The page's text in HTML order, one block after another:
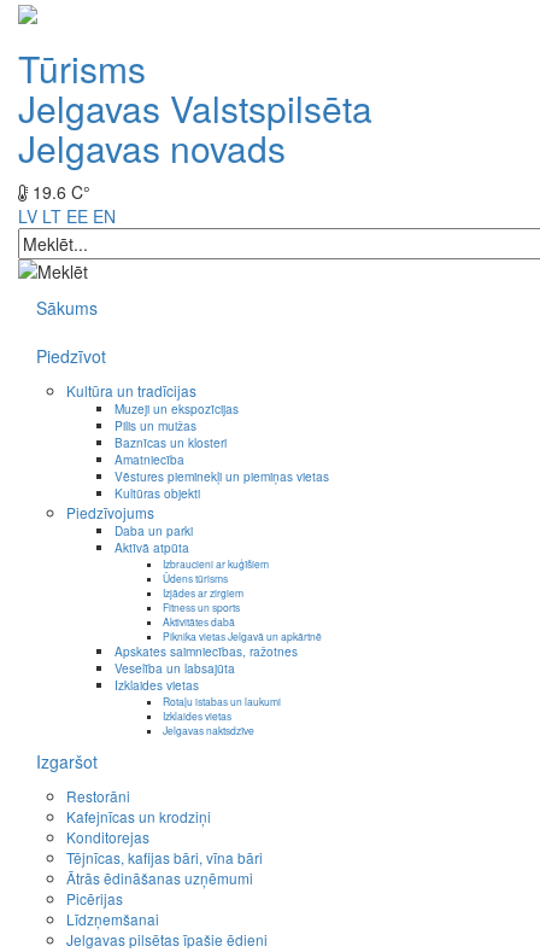
Tūrisms
Jelgavas Valstspilsēta
Jelgavas novads
19.6 C°
LV LT EE EN
Sākums
Piedzīvot
Kultūra un tradīcijas
Muzeji un ekspozīcijas
Pilis un muižas
Baznīcas un klosteri
Amatniecība
Vēstures pieminekļi un piemiņas vietas
Kultūras objekti
Piedzīvojums
Daba un parki
Aktīvā atpūta
Izbraucieni ar kuģīšiem
Ūdens tūrisms
Izjādes ar zirgiem
Fitness un sports
Aktivitātes dabā
Piknika vietas Jelgavā un apkārtnē
Apskates saimniecības, ražotnes
Veselība un labsajūta
Izklaides vietas
Rotaļu istabas un laukumi
Izklaides vietas
Jelgavas naktsdzīve
Izgaršot
Restorāni
Kafejnīcas un krodziņi
Konditorejas
Tējnīcas, kafijas bāri, vīna bāri
Ātrās ēdināšanas uzņēmumi
Picērijas
Līdzņemšanai
Jelgavas pilsētas īpašie ēdieni